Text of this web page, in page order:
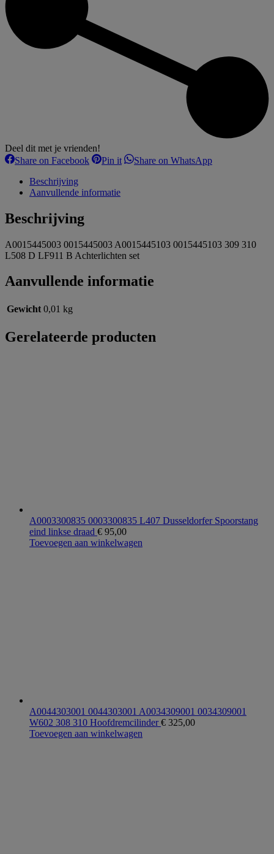
Deel dit met je vrienden!
Share on FacebookSharePin itShareShare on WhatsAppShare
Beschrijving
Aanvullende informatie
Beschrijving
A0015445003 0015445003 A0015445103 0015445103 309 310
L508 D LF911 B Achterlichten set
Aanvullende informatie
Gewicht 0,01 kg
Gerelateerde producten
A0003300835 0003300835 L407 Dusseldorfer Spoorstang
eind linkse draad € 95,00
Toevoegen aan winkelwagen
A0044303001 0044303001 A0034309001 0034309001
W602 308 310 Hoofdremcilinder€ 325,00
Toevoegen aan winkelwagen